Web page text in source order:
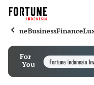
HomeBusinessFinance
For
You
Fortune Indonesia